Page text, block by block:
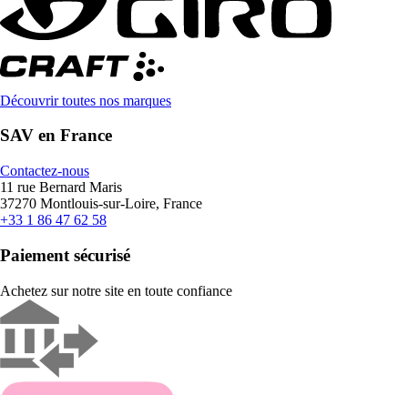
Découvrir toutes nos marques
SAV en France
Contactez-nous
11 rue Bernard Maris
37270 Montlouis-sur-Loire, France
+33 1 86 47 62 58
Paiement sécurisé
Achetez sur notre site en toute confiance